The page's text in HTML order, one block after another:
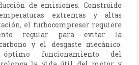
de emisiones. Construido
extremas y altas
el turbocompresor requiere
regular para evitar la
y el desgaste mecánico.
funcionamiento del